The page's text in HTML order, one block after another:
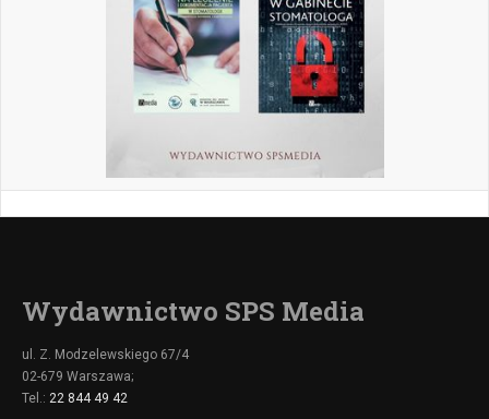
Wydawnictwo SPS Media
ul. Z. Modzelewskiego 67/4
02-679 Warszawa;
Tel.: 22 844 49 42